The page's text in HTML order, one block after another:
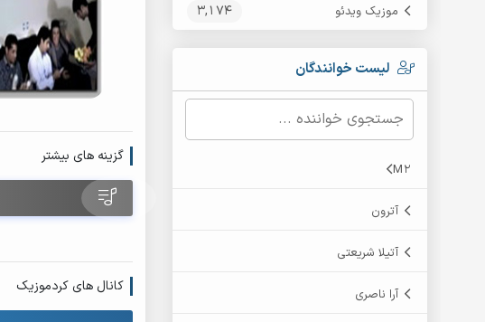
موزیک ویدئو 3,174
لیست خوانندگان
M2
آترون
آتیلا شریعتی
آرا ناصری
گزینه های بیشتر
کانال های کردموزیک